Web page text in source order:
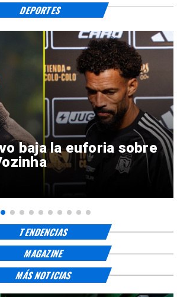
baja la euforia sobre
DEPORTES
TENDENCIAS
MAGAZINE
MÁS NOTICIAS